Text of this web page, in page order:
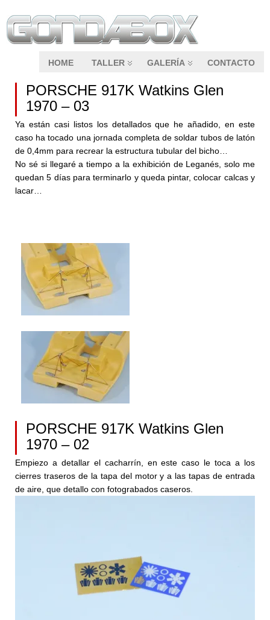
HOME TALLER GALERÍA CONTACTO
PORSCHE 917K Watkins Glen
1970 – 03
Ya están casi listos los detallados que he añadido, en este
caso ha tocado una jornada completa de soldar tubos de latón
de 0,4mm para recrear la estructura tubular del bicho…
No sé si llegaré a tiempo a la exhibición de Leganés, solo me
quedan 5 días para terminarlo y queda pintar, colocar calcas y
lacar…
PORSCHE 917K Watkins Glen
1970 – 02
Empiezo a detallar el cacharrín, en este caso le toca a los
cierres traseros de la tapa del motor y a las tapas de entrada
de aire, que detallo con fotograbados caseros.